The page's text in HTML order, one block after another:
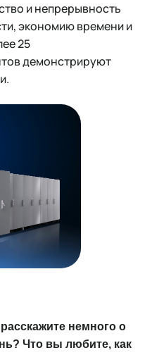
и непрерывность
экономию времени и
25
демонстрируют
немного о
Что вы любите, как